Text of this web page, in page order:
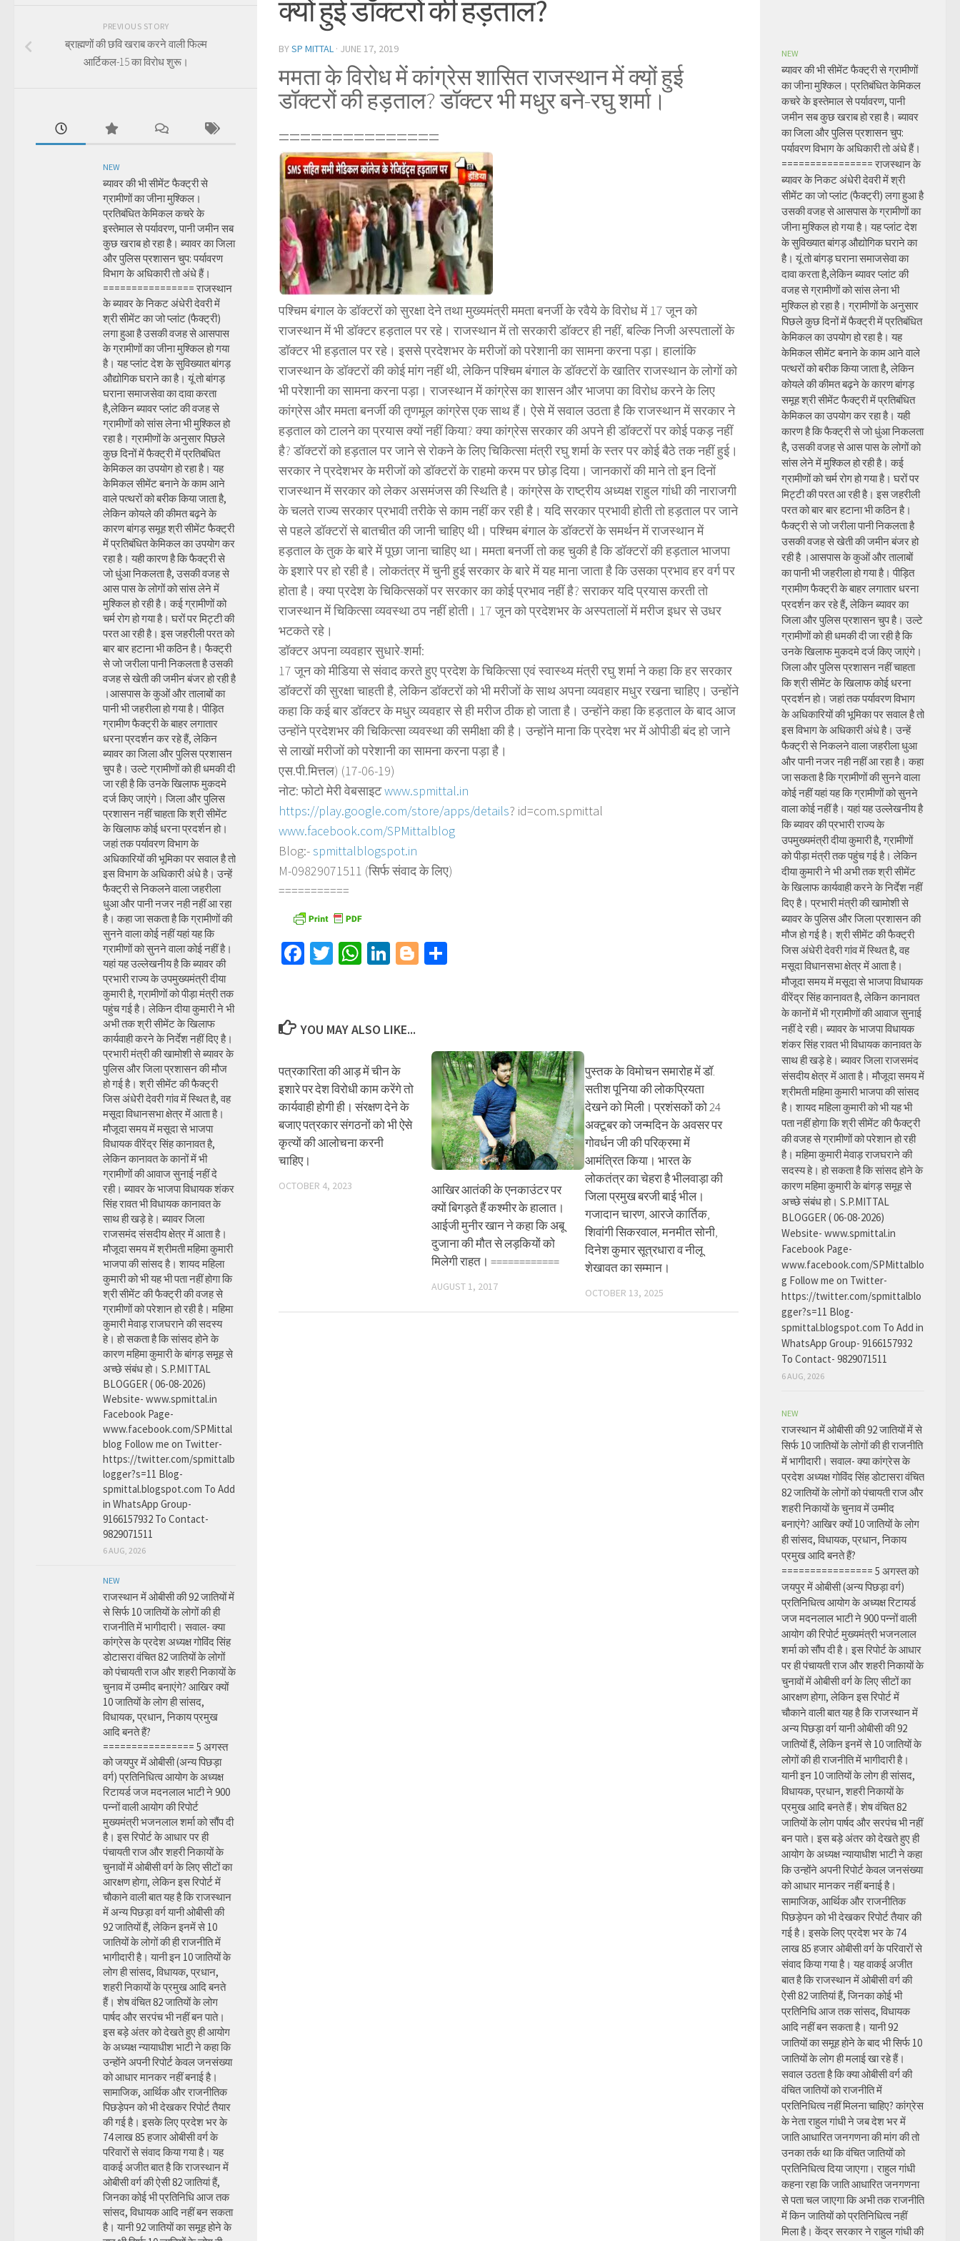
क्यों हुई डॉक्टरों की हड़ताल?
BYSP MITTAL · JUNE 17, 2019
ममता के विरोध में कांग्रेस शासित राजस्थान में क्यों हुई
डॉक्टरों की हड़ताल? डॉक्टर भी मधुर बने-रघु शर्मा।
===============
पश्चिम बंगाल के डॉक्टरों को सुरक्षा देने तथा मुख्यमंत्री ममता बनर्जी के रवैये के विरोध में 17 जून को
राजस्थान में भी डॉक्टर हड़ताल पर रहे। राजस्थान में तो सरकारी डॉक्टर ही नहीं, बल्कि निजी अस्पतालों के
डॉक्टर भी हड़ताल पर रहे। इससे प्रदेशभर के मरीजों को परेशानी का सामना करना पड़ा। हालांकि
राजस्थान के डॉक्टरों की कोई मांग नहीं थी, लेकिन पश्चिम बंगाल के डॉक्टरों के खातिर राजस्थान के लोगों को
भी परेशानी का सामना करना पड़ा। राजस्थान में कांग्रेस का शासन और भाजपा का विरोध करने के लिए
कांग्रेस और ममता बनर्जी की तृणमूल कांग्रेस एक साथ हैं। ऐसे में सवाल उठता है कि राजस्थान में सरकार ने
हड़ताल को टालने का प्रयास क्यों नहीं किया? क्या कांग्रेस सरकार की अपने ही डॉक्टरों पर कोई पकड़ नहीं
है? डॉक्टरों को हड़ताल पर जाने से रोकने के लिए चिकित्सा मंत्री रघु शर्मा के स्तर पर कोई बैठे तक नहीं हुई।
सरकार ने प्रदेशभर के मरीजों को डॉक्टरों के राहमो करम पर छोड़ दिया। जानकारों की माने तो इन दिनों
राजस्थान में सरकार को लेकर असमंजस की स्थिति है। कांग्रेस के राष्ट्रीय अध्यक्ष राहुल गांधी की नाराजगी
के चलते राज्य सरकार प्रभावी तरीके से काम नहीं कर रही है। यदि सरकार प्रभावी होती तो हड़ताल पर जाने
से पहले डॉक्टरों से बातचीत की जानी चाहिए थी। पश्चिम बंगाल के डॉक्टरों के समर्थन में राजस्थान में
हड़ताल के तुक के बारे में पूछा जाना चाहिए था। ममता बनर्जी तो कह चुकी है कि डॉक्टरों की हड़ताल भाजपा
के इशारे पर हो रही है। लोकतंत्र में चुनी हुई सरकार के बारे में यह माना जाता है कि उसका प्रभाव हर वर्ग पर
होता है। क्या प्रदेश के चिकित्सकों पर सरकार का कोई प्रभाव नहीं है? सराकर यदि प्रयास करती तो
राजस्थान में चिकित्सा व्यवस्था ठप नहीं होती। 17 जून को प्रदेशभर के अस्पतालों में मरीज इधर से उधर
भटकते रहे।
डॉक्टर अपना व्यवहार सुधारे-शर्मा:
17 जून को मीडिया से संवाद करते हुए प्रदेश के चिकित्सा एवं स्वास्थ्य मंत्री रघु शर्मा ने कहा कि हर सरकार
डॉक्टरों की सुरक्षा चाहती है, लेकिन डॉक्टरों को भी मरीजों के साथ अपना व्यवहार मधुर रखना चाहिए। उन्होंने
कहा कि कई बार डॉक्टर के मधुर व्यवहार से ही मरीज ठीक हो जाता है। उन्होंने कहा कि हड़ताल के बाद आज
उन्होंने प्रदेशभर की चिकित्सा व्यवस्था की समीक्षा की है। उन्होंने माना कि प्रदेश भर में ओपीडी बंद हो जाने
से लाखों मरीजों को परेशानी का सामना करना पड़ा है।
एस.पी.मित्तल) (17-06-19)
नोट: फोटो मेरी वेबसाइटwww.spmittal.in
https://play.google.com/store/apps/details? id=com.spmittal
www.facebook.com/SPMittalblog
Blog:-spmittalblogspot.in
M-09829071511 (सिर्फ संवाद के लिए)
===========
Facebook
TwitterWhatsApp
LinkedIn
Blogger
YOU MAY ALSO LIKE...
पत्रकारिता की आड़ में चीन के
इशारे पर देश विरोधी काम करेंगे तो
कार्यवाही होगी ही। संरक्षण देने के
बजाए पत्रकार संगठनों को भी ऐसे
कृत्यों की आलोचना करनी
चाहिए।
OCTOBER 4, 2023
आखिर आतंकी के एनकाउंटर पर
क्यों बिगड़ते हैं कश्मीर के हालात।
आईजी मुनीर खान ने कहा कि अबू
दुजाना की मौत से लड़कियों को
मिलेगी राहत। ============
AUGUST 1, 2017
पुस्तक के विमोचन समारोह में डॉ.
सतीश पूनिया की लोकप्रियता
देखने को मिली। प्रशंसकों को 24
अक्टूबर को जन्मदिन के अवसर पर
गोवर्धन जी की परिक्रमा में
आमंत्रित किया। भारत के
लोकतंत्र का चेहरा है भीलवाड़ा की
जिला प्रमुख बरजी बाई भील।
गजादान चारण, आरजे कार्तिक,
शिवांगी सिकरवाल, मनमीत सोनी,
दिनेश कुमार सूत्रधारा व नीलू
शेखावत का सम्मान।
OCTOBER 13, 2025
PREVIOUS STORY
ब्राह्मणों की छवि खराब करने वाली फिल्म
आर्टिकल-15 का विरोध शुरू।
NEW
ब्यावर की भी सीमेंट फैक्ट्री से
ग्रामीणों का जीना मुश्किल।
प्रतिबंधित केमिकल कचरे के
इस्तेमाल से पर्यावरण, पानी जमीन सब
कुछ खराब हो रहा है। ब्यावर का जिला
और पुलिस प्रशासन चुप: पर्यावरण
विभाग के अधिकारी तो अंधे हैं।
================ राजस्थान
के ब्यावर के निकट अंधेरी देवरी में
श्री सीमेंट का जो प्लांट (फैक्ट्री)
लगा हुआ है उसकी वजह से आसपास
के ग्रामीणों का जीना मुश्किल हो गया
है। यह प्लांट देश के सुविख्यात बांगड़
औद्योगिक घराने का है। यूं तो बांगड़
घराना समाजसेवा का दावा करता
है,लेकिन ब्यावर प्लांट की वजह से
ग्रामीणों को सांस लेना भी मुश्किल हो
रहा है। ग्रामीणों के अनुसार पिछले
कुछ दिनों में फैक्ट्री में प्रतिबंधित
केमिकल का उपयोग हो रहा है। यह
केमिकल सीमेंट बनाने के काम आने
वाले पत्थरों को बरीक किया जाता है,
लेकिन कोयले की कीमत बढ़ने के
कारण बांगड़ समूह श्री सीमेंट फैक्ट्री
में प्रतिबंधित केमिकल का उपयोग कर
रहा है। यही कारण है कि फैक्ट्री से
जो धुंआ निकलता है, उसकी वजह से
आस पास के लोगों को सांस लेने में
मुश्किल हो रही है। कई ग्रामीणों को
चर्म रोग हो गया है। घरों पर मिट्टी की
परत आ रही है। इस जहरीली परत को
बार बार हटाना भी कठिन है। फैक्ट्री
से जो जरीला पानी निकलता है उसकी
वजह से खेती की जमीन बंजर हो रही है
।आसपास के कुओं और तालाबों का
पानी भी जहरीला हो गया है। पीड़ित
ग्रामीण फैक्ट्री के बाहर लगातार
धरना प्रदर्शन कर रहे हैं, लेकिन
ब्यावर का जिला और पुलिस प्रशासन
चुप है। उल्टे ग्रामीणों को ही धमकी दी
जा रही है कि उनके खिलाफ मुकदमे
दर्ज किए जाएंगे। जिला और पुलिस
प्रशासन नहीं चाहता कि श्री सीमेंट
के खिलाफ कोई धरना प्रदर्शन हो।
जहां तक पर्यावरण विभाग के
अधिकारियों की भूमिका पर सवाल है तो
इस विभाग के अधिकारी अंधे है। उन्हें
फैक्ट्री से निकलने वाला जहरीला
धुआ और पानी नजर नही नहीं आ रहा
है। कहा जा सकता है कि ग्रामीणों की
सुनने वाला कोई नहीं यहां यह कि
ग्रामीणों को सुनने वाला कोई नहीं है।
यहां यह उल्लेखनीय है कि ब्यावर की
प्रभारी राज्य के उपमुख्यमंत्री दीया
कुमारी है, ग्रामीणों को पीड़ा मंत्री तक
पहुंच गई है। लेकिन दीया कुमारी ने भी
अभी तक श्री सीमेंट के खिलाफ
कार्यवाही करने के निर्देश नहीं दिए है।
प्रभारी मंत्री की खामोशी से ब्यावर के
पुलिस और जिला प्रशासन की मौज
हो गई है। श्री सीमेंट की फैक्ट्री
जिस अंधेरी देवरी गांव में स्थित है, वह
मसूदा विधानसभा क्षेत्र में आता है।
मौजूदा समय में मसूदा से भाजपा
विधायक वीरेंद्र सिंह कानावत है,
लेकिन कानावत के कानों में भी
ग्रामीणों की आवाज सुनाई नहीं दे
रही। ब्यावर के भाजपा विधायक शंकर
सिंह रावत भी विधायक कानावत के
साथ ही खड़े हे। ब्यावर जिला
राजसमंद संसदीय क्षेत्र में आता है।
मौजूदा समय में श्रीमती महिमा कुमारी
भाजपा की सांसद है। शायद महिला
कुमारी को भी यह भी पता नहीं होगा कि
श्री सीमेंट की फैक्ट्री की वजह से
ग्रामीणों को परेशान हो रही है। महिमा
कुमारी मेवाड़ राजघराने की सदस्य
हे। हो सकता है कि सांसद होने के
कारण महिमा कुमारी के बांगड़ समूह से
अच्छे संबंध हो। S.P.MITTAL
BLOGGER ( 06-08-2026)
Website- www.spmittal.in
Facebook Page-
www.facebook.com/SPMittal
blog Follow me on Twitter-
https://twitter.com/spmittalb
logger?s=11 Blog-
spmittal.blogspot.com To Add
in WhatsApp Group-
9166157932 To Contact-
9829071511
6 AUG, 2026
NEW
राजस्थान में ओबीसी की 92 जातियों में
से सिर्फ 10 जातियों के लोगों की ही
राजनीति में भागीदारी। सवाल- क्या
कांग्रेस के प्रदेश अध्यक्ष गोविंद सिंह
डोटासरा वंचित 82 जातियों के लोगों
को पंचायती राज और शहरी निकायों के
चुनाव में उम्मीद बनाएंगे? आखिर क्यों
10 जातियों के लोग ही सांसद,
विधायक, प्रधान, निकाय प्रमुख
आदि बनते हैं?
================ 5 अगस्त
को जयपुर में ओबीसी (अन्य पिछड़ा
वर्ग) प्रतिनिधित्व आयोग के अध्यक्ष
रिटायर्ड जज मदनलाल भाटी ने 900
पन्नों वाली आयोग की रिपोर्ट
मुख्यमंत्री भजनलाल शर्मा को सौंप दी
है। इस रिपोर्ट के आधार पर ही
पंचायती राज और शहरी निकायों के
चुनावों में ओबीसी वर्ग के लिए सीटों का
आरक्षण होगा, लेकिन इस रिपोर्ट में
चौकाने वाली बात यह है कि राजस्थान
में अन्य पिछड़ा वर्ग यानी ओबीसी की
92 जातियों हैं, लेकिन इनमें से 10
जातियों के लोगों की ही राजनीति में
भागीदारी है। यानी इन 10 जातियों के
लोग ही सांसद, विधायक, प्रधान,
शहरी निकायों के प्रमुख आदि बनते
हैं। शेष वंचित 82 जातियों के लोग
पार्षद और सरपंच भी नहीं बन पाते।
इस बड़े अंतर को देखते हुए ही आयोग
के अध्यक्ष न्यायाधीश भाटी ने कहा कि
उन्होंने अपनी रिपोर्ट केवल जनसंख्या
को आधार मानकर नहीं बनाई है।
सामाजिक, आर्थिक और राजनीतिक
पिछड़ेपन को भी देखकर रिपोर्ट तैयार
की गई है। इसके लिए प्रदेश भर के
74 लाख 85 हजार ओबीसी वर्ग के
परिवारों से संवाद किया गया है। यह
वाकई अजीत बात है कि राजस्थान में
ओबीसी वर्ग की ऐसी 82 जातियां हैं,
जिनका कोई भी प्रतिनिधि आज तक
सांसद, विधायक आदि नहीं बन सकता
है। यानी 92 जातियों का समूह होने के
NEW
ब्यावर की भी सीमेंट फैक्ट्री से ग्रामीणों
का जीना मुश्किल। प्रतिबंधित केमिकल
कचरे के इस्तेमाल से पर्यावरण, पानी
जमीन सब कुछ खराब हो रहा है। ब्यावर
का जिला और पुलिस प्रशासन चुप:
पर्यावरण विभाग के अधिकारी तो अंधे हैं।
================ राजस्थान के
ब्यावर के निकट अंधेरी देवरी में श्री
सीमेंट का जो प्लांट (फैक्ट्री) लगा हुआ है
उसकी वजह से आसपास के ग्रामीणों का
जीना मुश्किल हो गया है। यह प्लांट देश
के सुविख्यात बांगड़ औद्योगिक घराने का
है। यूं तो बांगड़ घराना समाजसेवा का
दावा करता है,लेकिन ब्यावर प्लांट की
वजह से ग्रामीणों को सांस लेना भी
मुश्किल हो रहा है। ग्रामीणों के अनुसार
पिछले कुछ दिनों में फैक्ट्री में प्रतिबंधित
केमिकल का उपयोग हो रहा है। यह
केमिकल सीमेंट बनाने के काम आने वाले
पत्थरों को बरीक किया जाता है, लेकिन
कोयले की कीमत बढ़ने के कारण बांगड़
समूह श्री सीमेंट फैक्ट्री में प्रतिबंधित
केमिकल का उपयोग कर रहा है। यही
कारण है कि फैक्ट्री से जो धुंआ निकलता
है, उसकी वजह से आस पास के लोगों को
सांस लेने में मुश्किल हो रही है। कई
ग्रामीणों को चर्म रोग हो गया है। घरों पर
मिट्टी की परत आ रही है। इस जहरीली
परत को बार बार हटाना भी कठिन है।
फैक्ट्री से जो जरीला पानी निकलता है
उसकी वजह से खेती की जमीन बंजर हो
रही है ।आसपास के कुओं और तालाबों
का पानी भी जहरीला हो गया है। पीड़ित
ग्रामीण फैक्ट्री के बाहर लगातार धरना
प्रदर्शन कर रहे हैं, लेकिन ब्यावर का
जिला और पुलिस प्रशासन चुप है। उल्टे
ग्रामीणों को ही धमकी दी जा रही है कि
उनके खिलाफ मुकदमे दर्ज किए जाएंगे।
जिला और पुलिस प्रशासन नहीं चाहता
कि श्री सीमेंट के खिलाफ कोई धरना
प्रदर्शन हो। जहां तक पर्यावरण विभाग
के अधिकारियों की भूमिका पर सवाल है तो
इस विभाग के अधिकारी अंधे है। उन्हें
फैक्ट्री से निकलने वाला जहरीला धुआ
और पानी नजर नही नहीं आ रहा है। कहा
जा सकता है कि ग्रामीणों की सुनने वाला
कोई नहीं यहां यह कि ग्रामीणों को सुनने
वाला कोई नहीं है। यहां यह उल्लेखनीय है
कि ब्यावर की प्रभारी राज्य के
उपमुख्यमंत्री दीया कुमारी है, ग्रामीणों
को पीड़ा मंत्री तक पहुंच गई है। लेकिन
दीया कुमारी ने भी अभी तक श्री सीमेंट
के खिलाफ कार्यवाही करने के निर्देश नहीं
दिए है। प्रभारी मंत्री की खामोशी से
ब्यावर के पुलिस और जिला प्रशासन की
मौज हो गई है। श्री सीमेंट की फैक्ट्री
जिस अंधेरी देवरी गांव में स्थित है, वह
मसूदा विधानसभा क्षेत्र में आता है।
मौजूदा समय में मसूदा से भाजपा विधायक
वीरेंद्र सिंह कानावत है, लेकिन कानावत
के कानों में भी ग्रामीणों की आवाज सुनाई
नहीं दे रही। ब्यावर के भाजपा विधायक
शंकर सिंह रावत भी विधायक कानावत के
साथ ही खड़े हे। ब्यावर जिला राजसमंद
संसदीय क्षेत्र में आता है। मौजूदा समय में
श्रीमती महिमा कुमारी भाजपा की सांसद
है। शायद महिला कुमारी को भी यह भी
पता नहीं होगा कि श्री सीमेंट की फैक्ट्री
की वजह से ग्रामीणों को परेशान हो रही
है। महिमा कुमारी मेवाड़ राजघराने की
सदस्य हे। हो सकता है कि सांसद होने के
कारण महिमा कुमारी के बांगड़ समूह से
अच्छे संबंध हो। S.P.MITTAL
BLOGGER ( 06-08-2026)
Website- www.spmittal.in
Facebook Page-
www.facebook.com/SPMittalblo
g Follow me on Twitter-
https://twitter.com/spmittalblo
gger?s=11 Blog-
spmittal.blogspot.com To Add in
WhatsApp Group- 9166157932
To Contact- 9829071511
6 AUG, 2026
NEW
राजस्थान में ओबीसी की 92 जातियों में से
सिर्फ 10 जातियों के लोगों की ही राजनीति
में भागीदारी। सवाल- क्या कांग्रेस के
प्रदेश अध्यक्ष गोविंद सिंह डोटासरा वंचित
82 जातियों के लोगों को पंचायती राज और
शहरी निकायों के चुनाव में उम्मीद
बनाएंगे? आखिर क्यों 10 जातियों के लोग
ही सांसद, विधायक, प्रधान, निकाय
प्रमुख आदि बनते हैं?
================ 5 अगस्त को
जयपुर में ओबीसी (अन्य पिछड़ा वर्ग)
प्रतिनिधित्व आयोग के अध्यक्ष रिटायर्ड
जज मदनलाल भाटी ने 900 पन्नों वाली
आयोग की रिपोर्ट मुख्यमंत्री भजनलाल
शर्मा को सौंप दी है। इस रिपोर्ट के आधार
पर ही पंचायती राज और शहरी निकायों के
चुनावों में ओबीसी वर्ग के लिए सीटों का
आरक्षण होगा, लेकिन इस रिपोर्ट में
चौकाने वाली बात यह है कि राजस्थान में
अन्य पिछड़ा वर्ग यानी ओबीसी की 92
जातियों हैं, लेकिन इनमें से 10 जातियों के
लोगों की ही राजनीति में भागीदारी है।
यानी इन 10 जातियों के लोग ही सांसद,
विधायक, प्रधान, शहरी निकायों के
प्रमुख आदि बनते हैं। शेष वंचित 82
जातियों के लोग पार्षद और सरपंच भी नहीं
बन पाते। इस बड़े अंतर को देखते हुए ही
आयोग के अध्यक्ष न्यायाधीश भाटी ने कहा
कि उन्होंने अपनी रिपोर्ट केवल जनसंख्या
को आधार मानकर नहीं बनाई है।
सामाजिक, आर्थिक और राजनीतिक
पिछड़ेपन को भी देखकर रिपोर्ट तैयार की
गई है। इसके लिए प्रदेश भर के 74
लाख 85 हजार ओबीसी वर्ग के परिवारों से
संवाद किया गया है। यह वाकई अजीत
बात है कि राजस्थान में ओबीसी वर्ग की
ऐसी 82 जातियां हैं, जिनका कोई भी
प्रतिनिधि आज तक सांसद, विधायक
आदि नहीं बन सकता है। यानी 92
जातियों का समूह होने के बाद भी सिर्फ 10
जातियों के लोग ही मलाई खा रहे हैं।
सवाल उठता है कि क्या ओबीसी वर्ग की
वंचित जातियों को राजनीति में
प्रतिनिधित्व नहीं मिलना चाहिए? कांग्रेस
के नेता राहुल गांधी ने जब देश भर में
जाति आधारित जनगणना की मांग की तो
उनका तर्क था कि वंचित जातियों को
प्रतिनिधित्व दिया जाएगा। राहुल गांधी
कहना रहा कि जाति आधारित जनगणना
से पता चल जाएगा कि अभी तक राजनीति
में किन जातियों को प्रतिनिधित्व नहीं
मिला है। केंद्र सरकार ने राहुल गांधी की